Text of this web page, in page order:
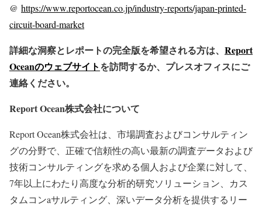
@ https://www.reportocean.co.jp/industry-reports/japan-printed-
circuit-board-market
詳細な洞察とレポートの完全版を希望される方は、 Report
Oceanのウェブサイトを訪問するか、プレスオフィスにご
連絡ください。
Report Ocean株式会社について
Report Ocean株式会社は、市場調査およびコンサルティン
グの分野で、正確で信頼性の高い最新の調査データおよび
技術コンサルティングを求める個人および企業に対して、
7年以上にわたり高度な分析的研究ソリューション、カス
タムコンaサルティング、深いデータ分析を提供するリー